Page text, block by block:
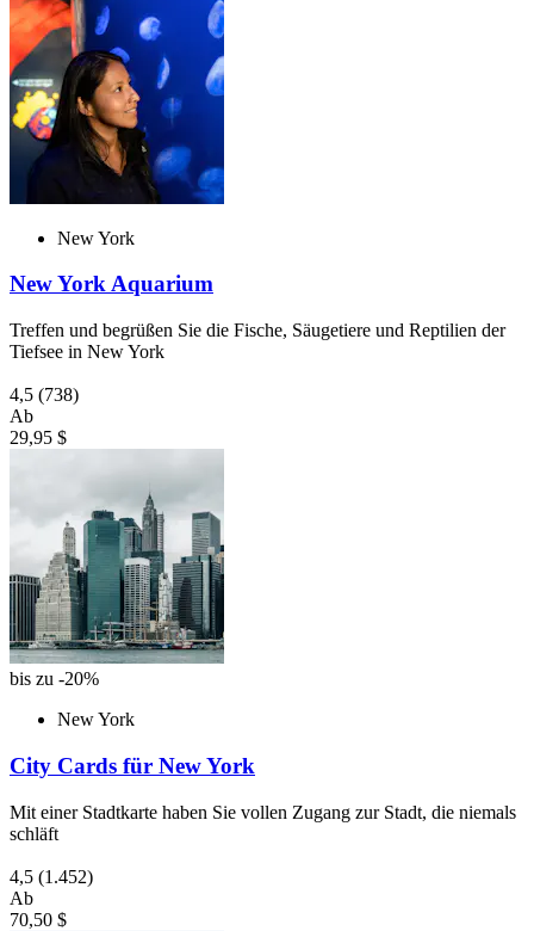
New York
New York Aquarium
Treffen und begrüßen Sie die Fische, Säugetiere und Reptilien der
Tiefsee in New York
4,5 (738)
Ab
29,95 $
bis zu -20%
New York
City Cards für New York
Mit einer Stadtkarte haben Sie vollen Zugang zur Stadt, die niemals
schläft
4,5 (1.452)
Ab
70,50 $